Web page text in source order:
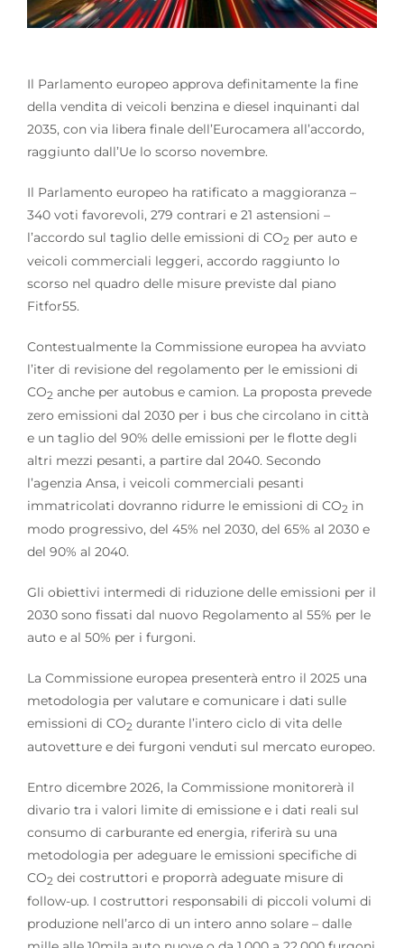
Il Parlamento europeo approva definitamente la fine
della vendita di veicoli benzina e diesel inquinanti dal
2035, con via libera finale dell’Eurocamera all’accordo,
raggiunto dall’Ue lo scorso novembre.
Il Parlamento europeo ha ratificato a maggioranza –
340 voti favorevoli, 279 contrari e 21 astensioni –
l’accordo sul taglio delle emissioni di CO2 per auto e
veicoli commerciali leggeri, accordo raggiunto lo
scorso nel quadro delle misure previste dal piano
Fitfor55.
Contestualmente la Commissione europea ha avviato
l’iter di revisione del regolamento per le emissioni di
CO2 anche per autobus e camion. La proposta prevede
zero emissioni dal 2030 per i bus che circolano in città
e un taglio del 90% delle emissioni per le flotte degli
altri mezzi pesanti, a partire dal 2040. Secondo
l’agenzia Ansa, i veicoli commerciali pesanti
immatricolati dovranno ridurre le emissioni di CO2 in
modo progressivo, del 45% nel 2030, del 65% al 2030 e
del 90% al 2040.
Gli obiettivi intermedi di riduzione delle emissioni per il
2030 sono fissati dal nuovo Regolamento al 55% per le
auto e al 50% per i furgoni.
La Commissione europea presenterà entro il 2025 una
metodologia per valutare e comunicare i dati sulle
emissioni di CO2 durante l’intero ciclo di vita delle
autovetture e dei furgoni venduti sul mercato europeo.
Entro dicembre 2026, la Commissione monitorerà il
divario tra i valori limite di emissione e i dati reali sul
consumo di carburante ed energia, riferirà su una
metodologia per adeguare le emissioni specifiche di
CO2 dei costruttori e proporrà adeguate misure di
follow-up. I costruttori responsabili di piccoli volumi di
produzione nell’arco di un intero anno solare – dalle